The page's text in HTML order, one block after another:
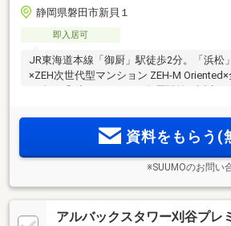
静岡県磐田市新貝１
即入居可
JR東海道本線「御厨」駅徒歩2分。「浜松
×ZEH次世代型マンション ZEH-M
資料をもらう(
※SUUMOのお問い
アルバックスタワー刈谷プ